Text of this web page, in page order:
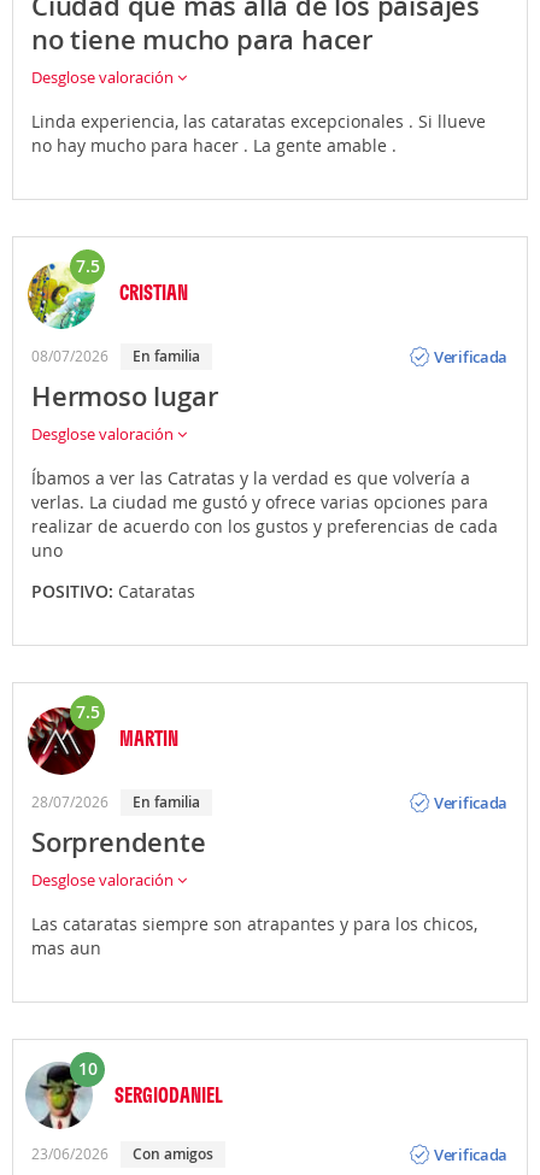
no tiene mucho para hacer
Desglose valoración
Linda experiencia, las cataratas excepcionales . Si llueve
no hay mucho para hacer . La gente amable .
7.5
CRISTIAN
08/07/2026 En familia
Verificada
Hermoso lugar
Desglose valoración
Íbamos a ver las Catratas y la verdad es que volvería a
verlas. La ciudad me gustó y ofrece varias opciones para
realizar de acuerdo con los gustos y preferencias de cada
uno
POSITIVO: Cataratas
7.5
MARTIN
28/07/2026 En familia
Verificada
Sorprendente
Desglose valoración
Las cataratas siempre son atrapantes y para los chicos,
mas aun
10
SERGIODANIEL
23/06/2026 Con amigos
Verificada